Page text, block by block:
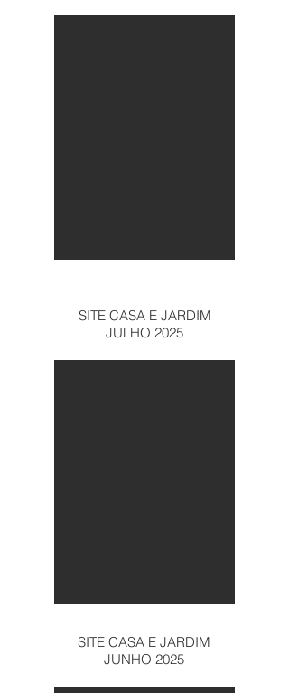
SITE CASA E JARDIM
JULHO 2025
SITE CASA E JARDIM
JUNHO 2025